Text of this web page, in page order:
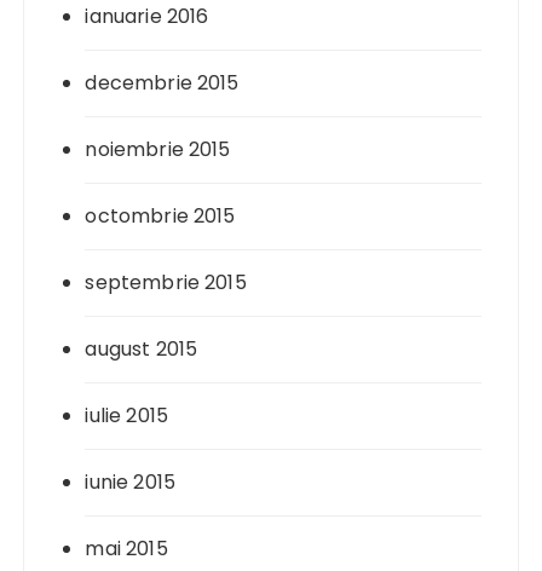
ianuarie 2016
decembrie 2015
noiembrie 2015
octombrie 2015
septembrie 2015
august 2015
iulie 2015
iunie 2015
mai 2015